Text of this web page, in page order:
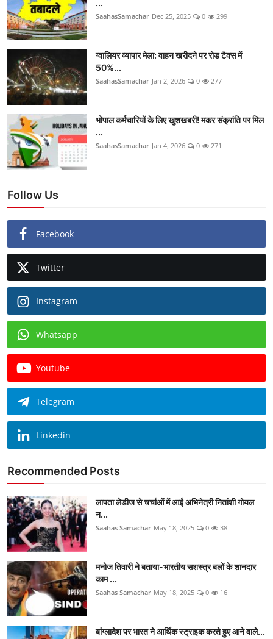
...
SaahasSamachar Dec 25, 2025 0 299
ग्वालियर व्यापार मेला: वाहन खरीदने पर रोड टैक्स में
50%...
SaahasSamachar Jan 2, 2026 0 277
भोपाल कर्मचारियों के लिए खुशखबरी! मकर संक्रांति पर मिल
...
SaahasSamachar Jan 4, 2026 0 271
Follow Us
Facebook
Twitter
Instagram
Whatsapp
Youtube
Telegram
Linkedin
Recommended Posts
लापता लेडीज से चर्चाओं में आईं अभिनेत्री नितांशी गोयल
न...
Saahas Samachar May 18, 2025 0 38
मनोज तिवारी ने बताया-भारतीय सशस्त्र बलों के शानदार
काम ...
Saahas Samachar May 18, 2025 0 16
बांग्लादेश पर भारत ने आर्थिक स्ट्राइक करते हुए आने वाले...